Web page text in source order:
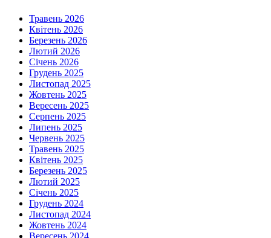
Травень 2026
Квітень 2026
Березень 2026
Лютий 2026
Січень 2026
Грудень 2025
Листопад 2025
Жовтень 2025
Вересень 2025
Серпень 2025
Липень 2025
Червень 2025
Травень 2025
Квітень 2025
Березень 2025
Лютий 2025
Січень 2025
Грудень 2024
Листопад 2024
Жовтень 2024
Вересень 2024